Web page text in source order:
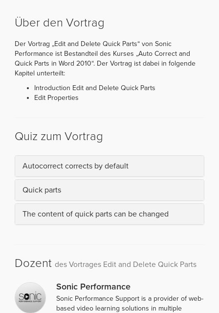
Über den Vortrag
Der Vortrag „Edit and Delete Quick Parts“ von Sonic
Performance ist Bestandteil des Kurses „Auto Correct and
Quick Parts in Word 2010“. Der Vortrag ist dabei in folgende
Kapitel unterteilt:
Introduction Edit and Delete Quick Parts
Edit Properties
Quiz zum Vortrag
Autocorrect corrects by default
Quick parts
The content of quick parts can be changed
Dozent des Vortrages Edit and Delete Quick Parts
Sonic Performance
Sonic Performance Support is a provider of web-
based video learning solutions in multiple